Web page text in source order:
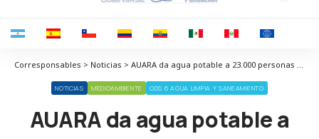
Corresponsables > Noticias > AUARA da agua potable a 23.000 personas en la India
NOTICIAS MEDIOAMBIENTE ODS 6 AGUA LIMPIA Y SANEAMIENTO
AUARA da agua potable a